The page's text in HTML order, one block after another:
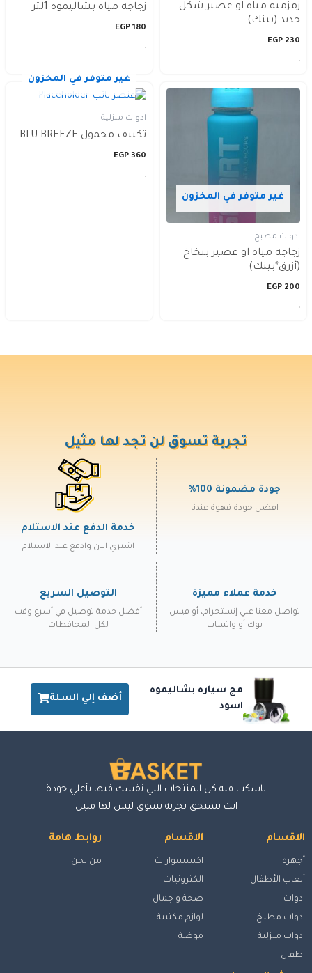
زمزميه مياه او عصير شكل
جديد (بينك)
230
EGP
زجاجه مياه بشاليموه 1لتر
180
EGP
غير متوفر في المخزون
ادوات مطبخ
زجاجه مياه او عصير ببخاخ
(أزرق*بينك)
200
EGP
غير متوفر في المخزون
ادوات منزلية
تكييف محمول BLU BREEZE
360
EGP
تجربة تسوق لن تجد لها مثيل
جودة مضمونة 100%
افضل جودة قهوة عندنا
خدمة الدفع عند الاستلام
اشتري الان وادفع عند الاستلام
خدمة عملاء مميزة
تواصل معنا علي إنستجرام، أو فيس
بوك أو واتساب
التوصيل السريع
أفضل خدمة توصيل في أسرع وقت
لكل المحافظات
مج سياره بشاليموه
اسود
أضف إلي السلة
باسكت فيه كل المنتجات اللي نفسك فيها بأعلي جودة
انت تستحق تجربة تسوق ليس لها مثيل
الاقسام
أجهزة
ألعاب الأطفال
ادوات
ادوات مطبخ
ادوات منزلية
اطفال
الاقسام
اكسسوارات
الكترونيات
صحة و جمال
لوازم مكتبية
موضة
روابط هامة
من نحن